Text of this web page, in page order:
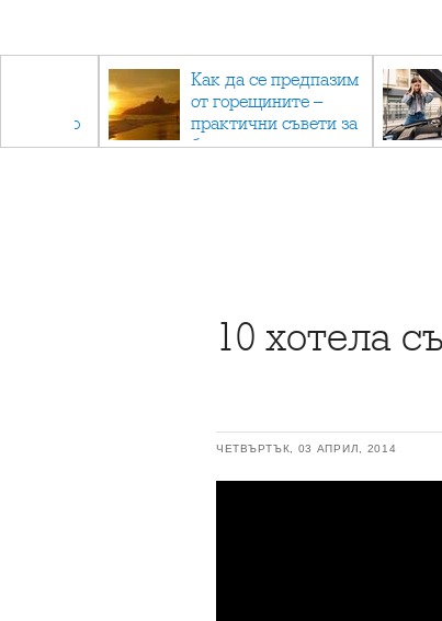
отново
Как да се предпазим
от горещините –
практични съвети за
безопасно лято
10 хотела
ЧЕТВЪРТЪК, 03 АПРИЛ, 2014